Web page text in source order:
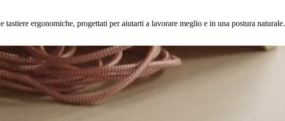
ergonomiche, progettati per aiutarti a lavorare meglio e in una postura naturale.